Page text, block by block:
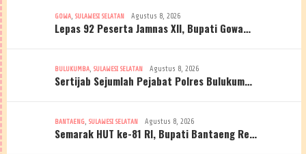
GOWA, SULAWESI SELATAN Agustus 8, 2026
Lepas 92 Peserta Jamnas XII, Bupati Gowa…
BULUKUMBA, SULAWESI SELATAN Agustus 8, 2026
Sertijab Sejumlah Pejabat Polres Bulukum…
BANTAENG, SULAWESI SELATAN Agustus 8, 2026
Semarak HUT ke-81 RI, Bupati Bantaeng Re…